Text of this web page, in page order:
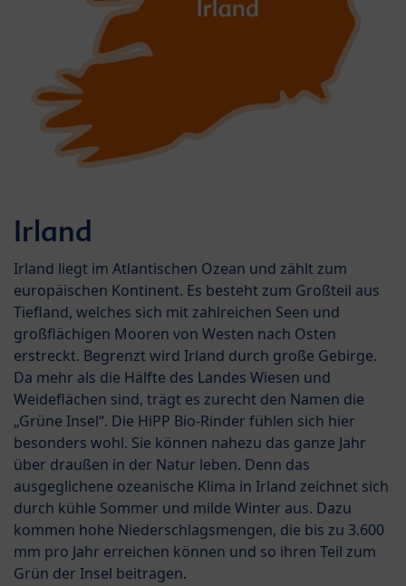
Irland
Irland liegt im Atlantischen Ozean und zählt zum
europäischen Kontinent. Es besteht zum Großteil aus
Tiefland, welches sich mit zahlreichen Seen und
großflächigen Mooren von Westen nach Osten
erstreckt. Begrenzt wird Irland durch große Gebirge.
Da mehr als die Hälfte des Landes Wiesen und
Weideflächen sind, trägt es zurecht den Namen die
„Grüne Insel“. Die HiPP Bio-Rinder fühlen sich hier
besonders wohl. Sie können nahezu das ganze Jahr
über draußen in der Natur leben. Denn das
ausgeglichene ozeanische Klima in Irland zeichnet sich
durch kühle Sommer und milde Winter aus. Dazu
kommen hohe Niederschlagsmengen, die bis zu 3.600
mm pro Jahr erreichen können und so ihren Teil zum
Grün der Insel beitragen.